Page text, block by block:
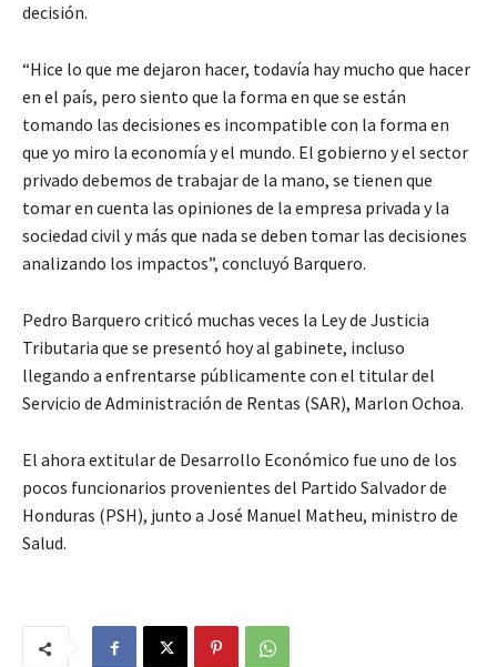
decisión.
“Hice lo que me dejaron hacer, todavía hay mucho que hacer
en el país, pero siento que la forma en que se están
tomando las decisiones es incompatible con la forma en
que yo miro la economía y el mundo. El gobierno y el sector
privado debemos de trabajar de la mano, se tienen que
tomar en cuenta las opiniones de la empresa privada y la
sociedad civil y más que nada se deben tomar las decisiones
analizando los impactos”, concluyó Barquero.
Pedro Barquero criticó muchas veces la Ley de Justicia
Tributaria que se presentó hoy al gabinete, incluso
llegando a enfrentarse públicamente con el titular del
Servicio de Administración de Rentas (SAR), Marlon Ochoa.
El ahora extitular de Desarrollo Económico fue uno de los
pocos funcionarios provenientes del Partido Salvador de
Honduras (PSH), junto a José Manuel Matheu, ministro de
Salud.